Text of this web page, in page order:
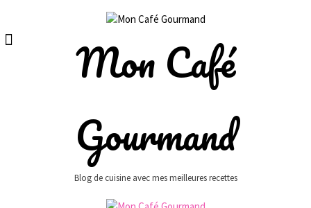
content
Mon Café
Gourmand
Blog de cuisine avec mes meilleures recettes